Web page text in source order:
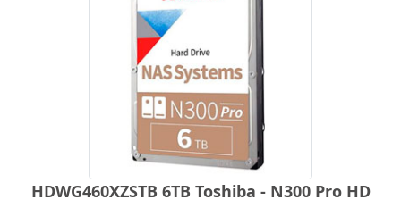
HDWG460XZSTB 6TB Toshiba - N300 Pro HD